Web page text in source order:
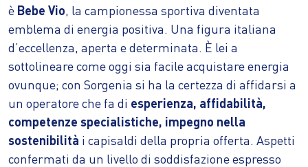
è Bebe Vio, la campionessa sportiva diventata
emblema di energia positiva. Una figura italiana
d’eccellenza, aperta e determinata. È lei a
sottolineare come oggi sia facile acquistare energia
ovunque; con Sorgenia si ha la certezza di affidarsi a
un operatore che fa di esperienza, affidabilità,
competenze specialistiche, impegno nella
sostenibilità i capisaldi della propria offerta. Aspetti
confermati da un livello di soddisfazione espresso